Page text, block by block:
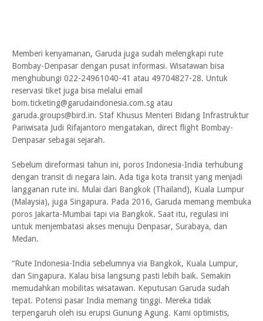
Memberi kenyamanan, Garuda juga sudah melengkapi rute
Bombay-Denpasar dengan pusat informasi. Wisatawan bisa
menghubungi 022-24961040-41 atau 49704827-28. Untuk
reservasi tiket juga bisa melalui email
bom.ticketing@garudaindonesia.com.sg atau
garuda.groups@bird.in. Staf Khusus Menteri Bidang Infrastruktur
Pariwisata Judi Rifajantoro mengatakan, direct flight Bombay-
Denpasar sebagai sejarah.
Sebelum direformasi tahun ini, poros Indonesia-India terhubung
dengan transit di negara lain. Ada tiga kota transit yang menjadi
langganan rute ini. Mulai dari Bangkok (Thailand), Kuala Lumpur
(Malaysia), juga Singapura. Pada 2016, Garuda memang membuka
poros Jakarta-Mumbai tapi via Bangkok. Saat itu, regulasi ini
untuk menjembatasi akses menuju Denpasar, Surabaya, dan
Medan.
“Rute Indonesia-India sebelumnya via Bangkok, Kuala Lumpur,
dan Singapura. Kalau bisa langsung pasti lebih baik. Semakin
memudahkan mobilitas wisatawan. Keputusan Garuda sudah
tepat. Potensi pasar India memang tinggi. Mereka tidak
terpengaruh oleh isu erupsi Gunung Agung. Kami optimistis,